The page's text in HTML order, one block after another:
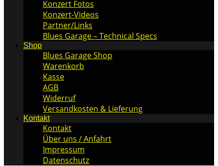
Konzert Fotos
Konzert-Videos
Partner/Links
Blues Garage – Technical Specs
Shop
Blues Garage Shop
Warenkorb
Kasse
AGB
Widerruf
Versandkosten & Lieferung
Kontakt
Kontakt
Über uns / Anfahrt
Impressum
Datenschutz